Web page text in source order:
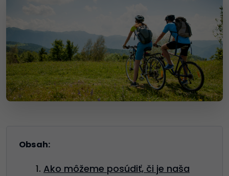
Obsah:
Ako môžeme posúdiť, či je naša